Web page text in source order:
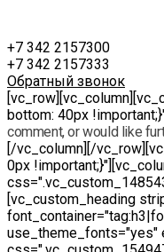
+7 342 2157300
+7 342 2157333
Обратный звонок
bottom: 40px
comment, or would like
[/vc_column][/
0px
[vc_custom_heading
use_theme_fonts="yes"